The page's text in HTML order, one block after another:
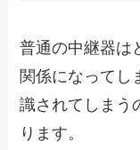
普通の中継器は
関係になってし
識されてしまう
ります。